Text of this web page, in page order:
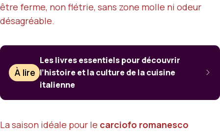
être ferme, non flétrie, sans zone molle ni odeur
désagréable.
À lire
Les livres essentiels pour découvrir
l’histoire et la culture de la cuisine
italienne
La saison idéale pour le carciofo romanesco